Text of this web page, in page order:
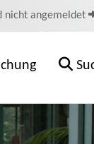
nicht angemeldet